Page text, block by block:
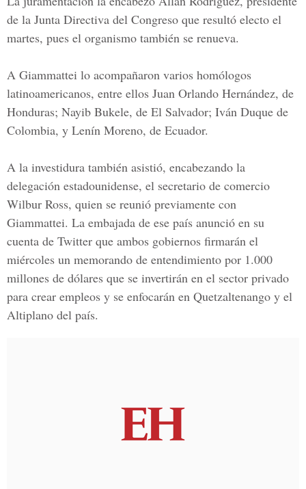
de la Junta Directiva del Congreso que resultó electo el
martes, pues el organismo también se renueva.
A Giammattei lo acompañaron varios homólogos
latinoamericanos, entre ellos Juan Orlando Hernández, de
Honduras; Nayib Bukele, de El Salvador; Iván Duque de
Colombia, y Lenín Moreno, de Ecuador.
A la investidura también asistió, encabezando la
delegación estadounidense, el secretario de comercio
Wilbur Ross, quien se reunió previamente con
Giammattei. La embajada de ese país anunció en su
cuenta de Twitter que ambos gobiernos firmarán el
miércoles un memorando de entendimiento por 1.000
millones de dólares que se invertirán en el sector privado
para crear empleos y se enfocarán en Quetzaltenango y el
Altiplano del país.